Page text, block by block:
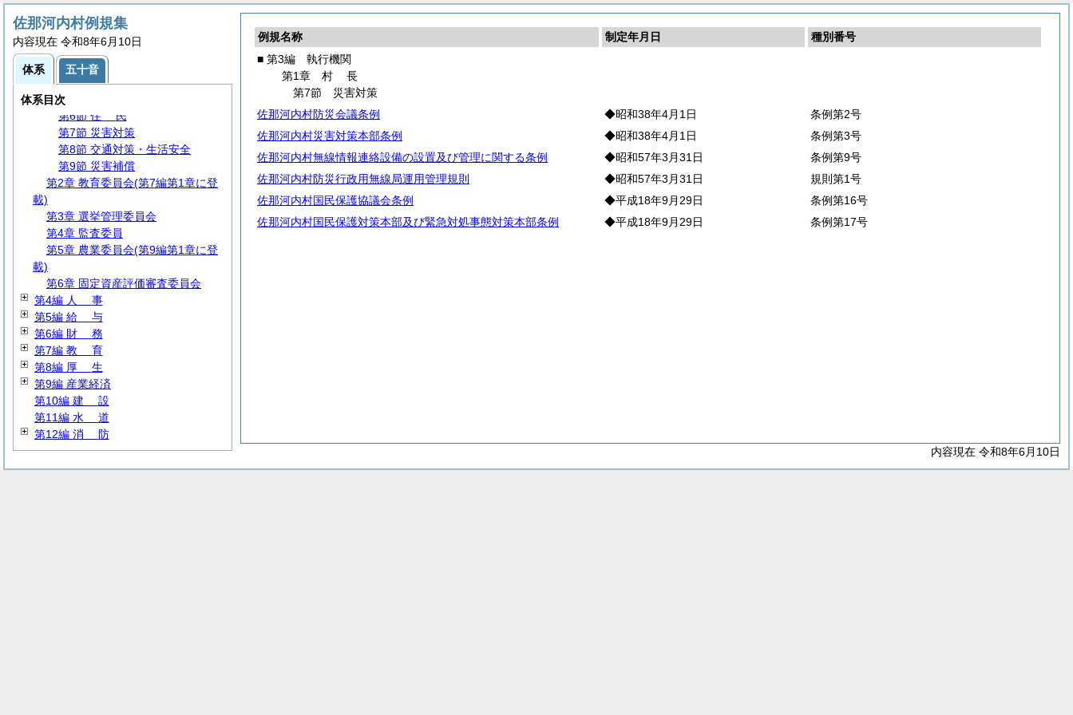
例規名称 制定年月日
種別番号
■ 第3編 執行機関
第1章 村長
第7節 災害対策
佐那河内村防災会議条例
◆昭和38年4月1日
条例第2号
佐那河内村災害対策本部条例
◆昭和38年4月1日
条例第3号
佐那河内村無線情報連絡設備の設置及び管理に関する条例
◆昭和57年3月31日
条例第9号
佐那河内村防災行政用無線局運用管理規則
◆昭和57年3月31日
規則第1号
佐那河内村国民保護協議会条例
◆平成18年9月29日
条例第16号
佐那河内村国民保護対策本部及び緊急対処事態対策本部条例
◆平成18年9月29日 条例第17号
内容現在 令和8年6月10日
佐那河内村例規集
内容現在 令和8年6月10日
体系 五十音
体系目次
第1章 村長
第1節 事務分掌
第2節 代理・代決等
第3節 文書・公印
第4節 情報公開・保護等
第5節 行政手続
第6節 住 民
第7節 災害対策
第8節 交通対策・生活安全
第9節 災害補償
第2章 教育委員会(第7編第1章に登
載)
第3章 選挙管理委員会
第4章 監査委員
第5章 農業委員会(第9編第1章に登
載)
第6章 固定資産評価審査委員会
第4編 人 事
第5編 給 与
第6編 財 務
第7編 教 育
第8編 厚 生
第9編 産業経済
第10編 建 設
第11編 水 道
第12編 消 防